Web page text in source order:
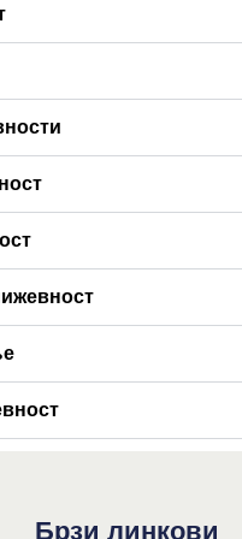
Брзи линкови